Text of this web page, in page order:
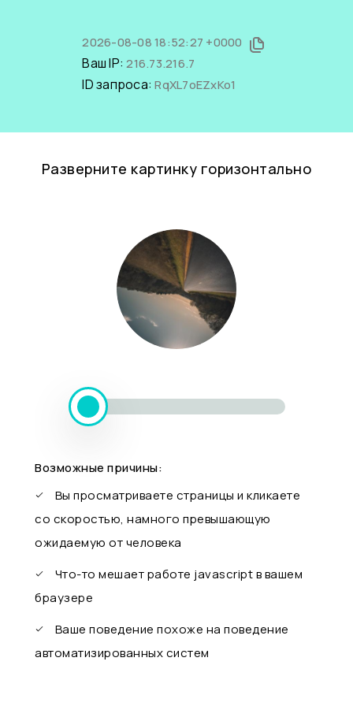
2026-08-08 18:52:27 +0000
Ваш IP:216.73.216.7
ID запроса:RqXL7oEZxKo1
Разверните картинку горизонтально
Возможные причины:
Вы просматриваете страницы и кликаете
со скоростью, намного превышающую
ожидаемую от человека
Что-то мешает работе javascript в вашем
браузере
Ваше поведение похоже на поведение
автоматизированных систем